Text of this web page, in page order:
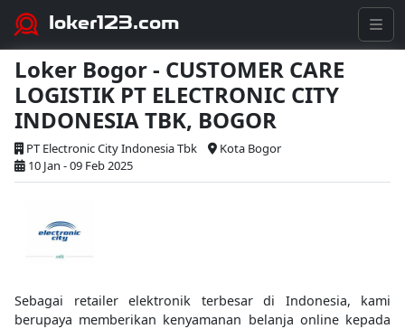
loker123.com
Loker Bogor - CUSTOMER CARE
LOGISTIK PT ELECTRONIC CITY
INDONESIA TBK, BOGOR
PT Electronic City Indonesia Tbk
Kota Bogor
10 Jan - 09 Feb 2025
Sebagai retailer elektronik terbesar di Indonesia, kami
berupaya memberikan kenyamanan belanja online kepada